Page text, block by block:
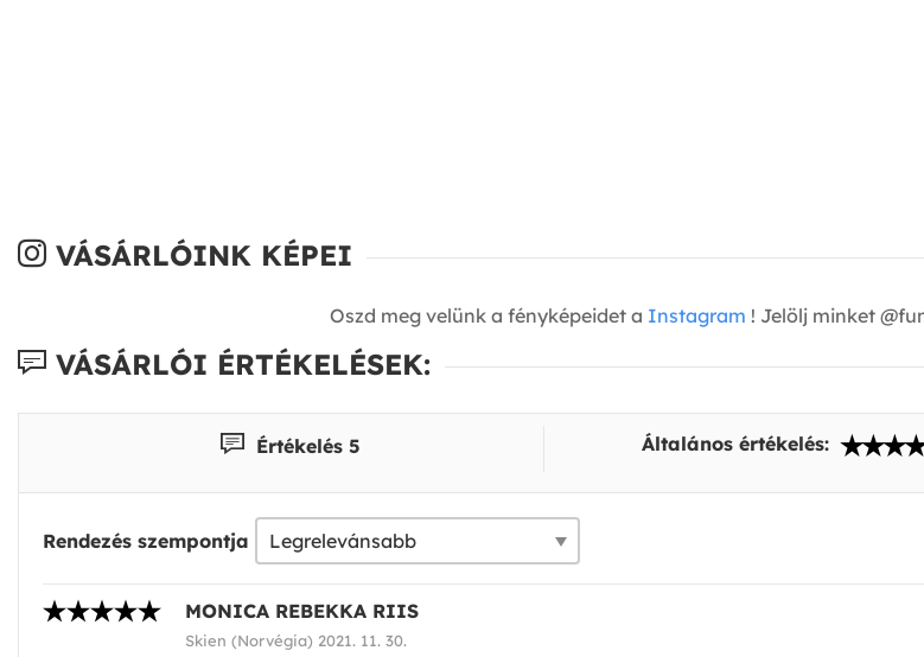
VÁSÁRLÓINK KÉPEI
Oszd meg velünk a fényképeidet a Instagram ! Jelölj minket
VÁSÁRLÓI ÉRTÉKELÉSEK:
Értékelés 5 Általános értékelés:
Rendezés szempontja
MONICA REBEKKA RIIS
Skien (Norvégia) 2021. 11. 30.